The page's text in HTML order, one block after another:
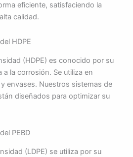
eficiente, satisfaciendo la
calidad.
HDPE
(HDPE) es conocido por su
la corrosión. Se utiliza en
envases. Nuestros sistemas de
diseñados para optimizar su
PEBD
(LDPE) se utiliza por su